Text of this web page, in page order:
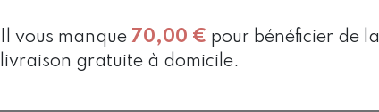
Il vous manque 70,00 € pour bénéficier de la
livraison gratuite à domicile.